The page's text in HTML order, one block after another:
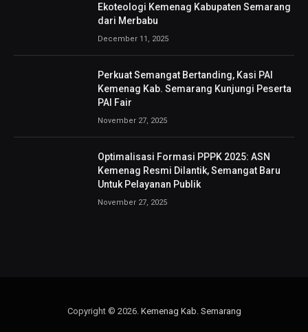
Ekoteologi Kemenag Kabupaten Semarang
dari Merbabu
December 11, 2025
Perkuat Semangat Bertanding, Kasi PAI
Kemenag Kab. Semarang Kunjungi Peserta
PAI Fair
November 27, 2025
Optimalisasi Formasi PPPK 2025: ASN
Kemenag Resmi Dilantik, Semangat Baru
Untuk Pelayanan Publik
November 27, 2025
Copyright © 2026. Kemenag Kab. Semarang